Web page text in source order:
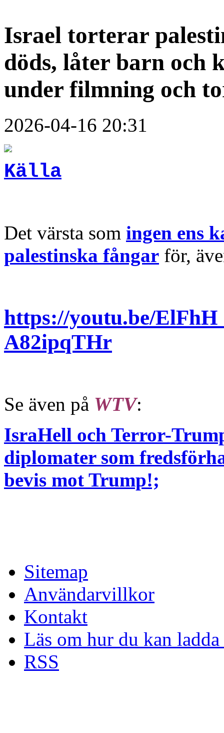
Israel torterar
döds, låter barn och
under filmning och
2026-04-16 20:31
Källa
Det värsta som ingen ens
palestinska fångar för,
https://youtu.be/
A82ipqTHr
Se även på WTV:
IsraHell och Terror-
diplomater som
bevis mot Trump!;
Sitemap
Användarvillkor
Kontakt
Läs om hur du kan
RSS